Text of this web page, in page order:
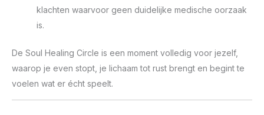
klachten waarvoor geen duidelijke medische oorzaak
is.
De Soul Healing Circle is een moment volledig voor jezelf,
waarop je even stopt, je lichaam tot rust brengt en begint te
voelen wat er écht speelt.